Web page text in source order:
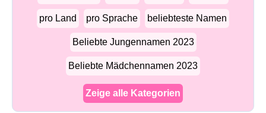
pro Land pro Sprache beliebteste Namen
Beliebte Jungennamen 2023
Beliebte Mädchennamen 2023
Zeige alle Kategorien